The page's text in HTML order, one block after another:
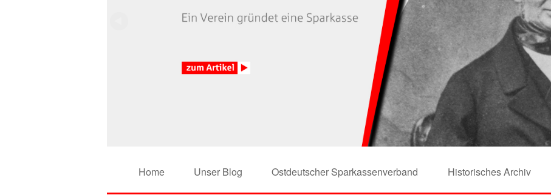
Home Unser Blog Ostdeutscher Sparkassenverband Historisches Archiv